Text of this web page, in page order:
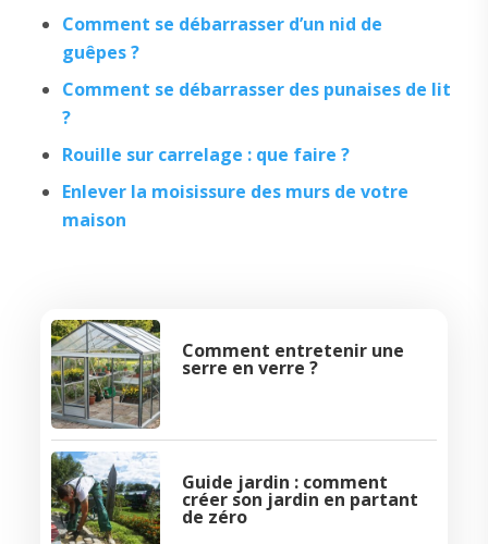
Comment se débarrasser d’un nid de
guêpes ?
Comment se débarrasser des punaises de lit
?
Rouille sur carrelage : que faire ?
Enlever la moisissure des murs de votre
maison
Comment entretenir une
serre en verre ?
Guide jardin : comment
créer son jardin en partant
de zéro